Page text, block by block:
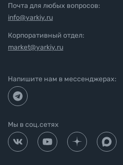
Почта для любых вопросов:
info@yarkiy.ru
Корпоративный отдел:
market@yarkiy.ru
Напишите нам в мессенджерах:
Мы в соц.сетях